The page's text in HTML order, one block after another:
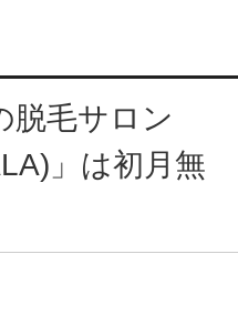
脱毛サロン
」は初月無